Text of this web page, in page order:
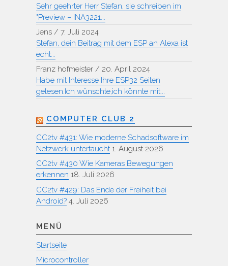
Sehr geehrter Herr Stefan, sie schreiben im
"Preview – INA3221...
Jens / 7. Juli 2024
Stefan, dein Beitrag mit dem ESP an Alexa ist
echt...
Franz hofmeister / 20. April 2024
Habe mit Interesse Ihre ESP32 Seiten
gelesen.Ich wünschte,ich könnte mit...
COMPUTER CLUB 2
CC2tv #431: Wie moderne Schadsoftware im
Netzwerk untertaucht 1. August 2026
CC2tv #430 Wie Kameras Bewegungen
erkennen 18. Juli 2026
CC2tv #429: Das Ende der Freiheit bei
Android? 4. Juli 2026
MENÜ
Startseite
Microcontroller